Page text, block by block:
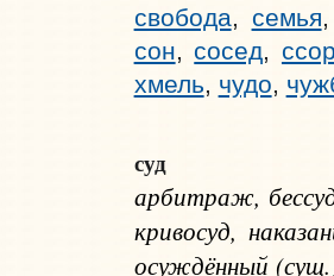
свобода, семья
сон, сосед,
хмель, чудо,
суд
арбитраж,
кривосуд,
осуждённый